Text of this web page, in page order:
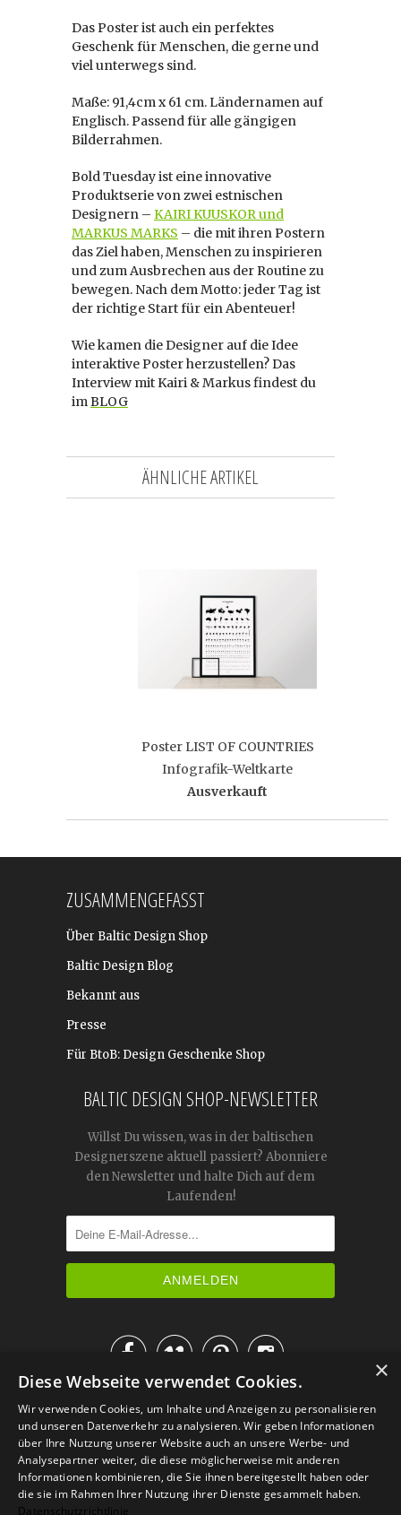
Das Poster ist auch ein perfektes
Geschenk für Menschen, die gerne und
viel unterwegs sind.
Maße: 91,4cm x 61 cm. Ländernamen auf
Englisch. Passend für alle gängigen
Bilderrahmen.
Bold Tuesday ist eine innovative
Produktserie von zwei estnischen
Designern – KAIRI KUUSKOR und
MARKUS MARKS – die mit ihren Postern
das Ziel haben, Menschen zu inspirieren
und zum Ausbrechen aus der Routine zu
bewegen. Nach dem Motto: jeder Tag ist
der richtige Start für ein Abenteuer!
Wie kamen die Designer auf die Idee
interaktive Poster herzustellen? Das
Interview mit Kairi & Markus findest du
imBLOG
ÄHNLICHE ARTIKEL
Poster LIST OF COUNTRIES
Infografik-Weltkarte
Ausverkauft
ZUSAMMENGEFASST
Über Baltic Design Shop
Baltic Design Blog
Bekannt aus
Presse
Für BtoB: Design Geschenke Shop
BALTIC DESIGN SHOP-NEWSLETTER
Willst Du wissen, was in der baltischen
Designerszene aktuell passiert? Abonniere
den Newsletter und halte Dich auf dem
Laufenden!

IM KATALOG BLÄTTERN
×
Diese Webseite verwendet Cookies.
Wir verwenden Cookies, um Inhalte und Anzeigen zu personalisieren
und unseren Datenverkehr zu analysieren. Wir geben Informationen
über Ihre Nutzung unserer Website auch an unsere Werbe- und
Analysepartner weiter, die diese möglicherweise mit anderen
Informationen kombinieren, die Sie ihnen bereitgestellt haben oder
die sie im Rahmen Ihrer Nutzung ihrer Dienste gesammelt haben.
Datenschutzrichtlinie